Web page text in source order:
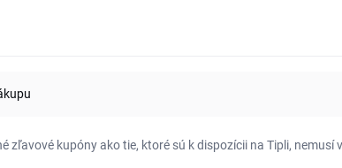
zľavové kupóny ako tie, ktoré sú k dispozícii na Tipli,